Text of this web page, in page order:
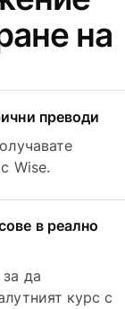
на
преводи
с Wise.
в реално
да
курс с